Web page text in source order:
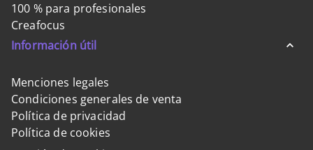
100 % para profesionales
Creafocus
Información útil
Menciones legales
Condiciones generales de venta
Política de privacidad
Política de cookies